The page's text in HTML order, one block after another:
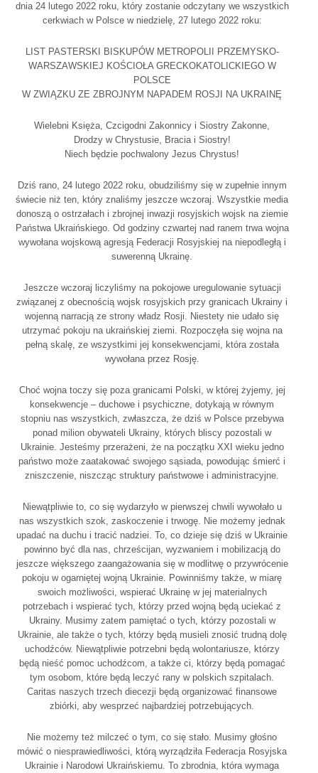
dnia 24 lutego 2022 roku, który zostanie odczytany we wszystkich
cerkwiach w Polsce w niedzielę, 27 lutego 2022 roku:
LIST PASTERSKI BISKUPÓW METROPOLII PRZEMYSKO-
WARSZAWSKIEJ KOŚCIOŁA GRECKOKATOLICKIEGO W
POLSCE
W ZWIĄZKU ZE ZBROJNYM NAPADEM ROSJI NA UKRAINĘ
Wielebni Księża, Czcigodni Zakonnicy i Siostry Zakonne,
Drodzy w Chrystusie, Bracia i Siostry!
Niech będzie pochwalony Jezus Chrystus!
Dziś rano, 24 lutego 2022 roku, obudziliśmy się w zupełnie innym
świecie niż ten, który znaliśmy jeszcze wczoraj. Wszystkie media
donoszą o ostrzałach i zbrojnej inwazji rosyjskich wojsk na ziemie
Państwa Ukraińskiego. Od godziny czwartej nad ranem trwa wojna
wywołana wojskową agresją Federacji Rosyjskiej na niepodległą i
suwerenną Ukrainę.
Jeszcze wczoraj liczyliśmy na pokojowe uregulowanie sytuacji
związanej z obecnością wojsk rosyjskich przy granicach Ukrainy i
wojenną narracją ze strony władz Rosji. Niestety nie udało się
utrzymać pokoju na ukraińskiej ziemi. Rozpoczęła się wojna na
pełną skalę, ze wszystkimi jej konsekwencjami, która została
wywołana przez Rosję.
Choć wojna toczy się poza granicami Polski, w której żyjemy, jej
konsekwencje – duchowe i psychiczne, dotykają w równym
stopniu nas wszystkich, zwłaszcza, że dziś w Polsce przebywa
ponad milion obywateli Ukrainy, których bliscy pozostali w
Ukrainie. Jesteśmy przerażeni, że na początku XXI wieku jedno
państwo może zaatakować swojego sąsiada, powodując śmierć i
zniszczenie, niszcząc struktury państwowe i administracyjne.
Niewątpliwie to, co się wydarzyło w pierwszej chwili wywołało u
nas wszystkich szok, zaskoczenie i trwogę. Nie możemy jednak
upadać na duchu i tracić nadziei. To, co dzieje się dziś w Ukrainie
powinno być dla nas, chrześcijan, wyzwaniem i mobilizacją do
jeszcze większego zaangażowania się w modlitwę o przywrócenie
pokoju w ogarniętej wojną Ukrainie. Powinniśmy także, w miarę
swoich możliwości, wspierać Ukrainę w jej materialnych
potrzebach i wspierać tych, którzy przed wojną będą uciekać z
Ukrainy. Musimy zatem pamiętać o tych, którzy pozostali w
Ukrainie, ale także o tych, którzy będą musieli znosić trudną dolę
uchodźców. Niewątpliwie potrzebni będą wolontariusze, którzy
będą nieść pomoc uchodźcom, a także ci, którzy będą pomagać
tym osobom, które będą leczyć rany w polskich szpitalach.
Caritas naszych trzech diecezji będą organizować finansowe
zbiórki, aby wesprzeć najbardziej potrzebujących.
Nie możemy też milczeć o tym, co się stało. Musimy głośno
mówić o niesprawiedliwości, którą wyrządziła Federacja Rosyjska
Ukrainie i Narodowi Ukraińskiemu. To zbrodnia, która wymaga